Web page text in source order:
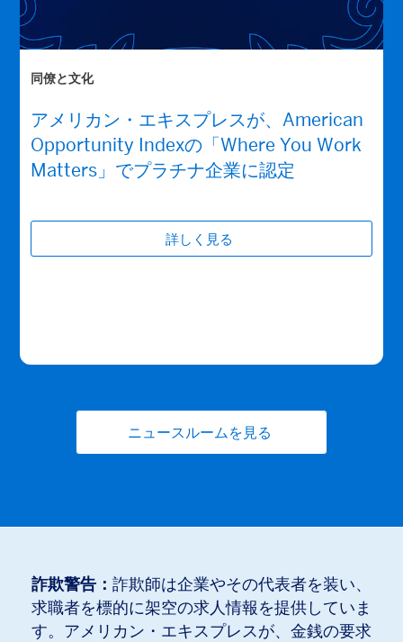
同僚と文化
アメリカン・エキスプレスが、American
Opportunity Indexの「Where You Work
Matters」でプラチナ企業に認定
詳しく見る
ニュースルームを見る
詐欺警告： 詐欺師は企業やその代表者を装い、
求職者を標的に架空の求人情報を提供していま
す。アメリカン・エキスプレスが、金銭の要求